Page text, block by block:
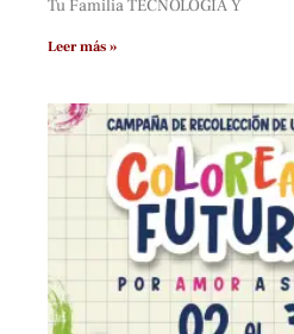
Tu Familia TECNOLOGÍA Y
Leer más »